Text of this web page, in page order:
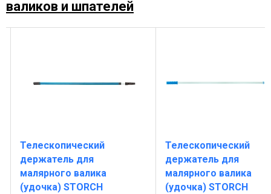
валиков и шпателей
Телескопический
держатель для
малярного валика
(удочка) STORCH
Телескопический
держатель для
малярного валика
(удочка) STORCH